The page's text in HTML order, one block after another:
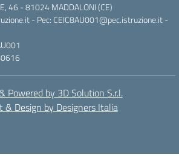
46 - 81024 MADDALONI (CE)
- Pec: CEIC8AU001@pec.istruzione.it -
Powered by 3D Solution S.r.l.
& Design by Designers Italia